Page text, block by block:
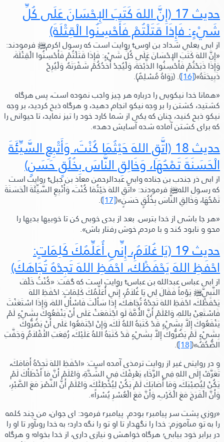
حديث 17 (إِنَّ اللهَ كَتَبَ الإِحْسَانَ عَلَى كُلِّ
شَيْءٍ: فَإِذَا قَتَلْتُمْ فَأَحْسِنُوا الْقِتْلَةَ)
از ابى یعلي شداد بن اوسtروايت است كه رسول اكرمﷺ‬فرمودند:
«إِنَّ اللهَ كَتَبَ الإِحْسَانَ عَلَى كُلِّ شَيْءٍ: فَإِذَا قَتَلْتُمْ فَأَحْسِنُوا الْقِتْلَةَ،
وَإِذَا ذَبَحْتُمْ فَأَحْسِنُوا الذِّبْحَةَ، وَلْيُحِدْ أَحَدُكُمْ شَفْرَتَهُ، وَلْيُرِحْ
ذَبِيحَتَهُ»(
[16]
).(رَوَاهُ مُسْلِمٌ).
«همانا خدا نيكويى را درباره هر چيز واجب نموده است، پس هرگاه
كشتيد، كشتن را بر وجه نيكو انجام دهيد، و هرگاه ذبح كرديد، بر وجه
نيكو ذبح كنيد، چنان كه يكى از شما كارد خود را تيز نمايد، تا حيوانى را
كه براى كشتن آماده شده آسايش دهد».
حديث 18 (اتَّقِ اللهَ حَيْثُمَا كُنْتَ، وَأَتْبِعِ السَّيِّئَةَ
الْحَسَنَةَ تَمْحُهَا، وَخَالِقِ النَّاسَ بِخُلُقٍ حَسَنٍ)
از ابى ذر جندب بن جناده وابى عبدالرحمن معاذ بن جبلtروايت است
كه رسول اللهﷺ‬فرمودند: «اتَّقِ اللهَ حَيْثُمَا كُنْتَ، وَأَتْبِعِ السَّيِّئَةَ الْحَسَنَةَ
تَمْحُهَا، وَخَالِقِ النَّاسَ بِخُلُقٍ حَسَنٍ»(
[17]
).
«هر جا باشى از خدا بترس. بعد از بدى خوبى كن تا خوبيها بديها را
محو و نابود كند و با مردم خوش رفتار باش».
حديث 19 (يَا غُلاَمُ،إِنِّي أُعَلِّمُكَ كَلِمَاتٍ:
احْفَظِ اللهَ يَحْفَظْكَ، احْفَظِ اللهَ تَجِدْهُ تُجَاهَكَ)
از ابى عباس عبدالله بن عباسtروايت است كه گفت: «کُنْتُ خَلْفَ
النَّبِيَّﷺ‬يَوْماً فَقَالَ لِي يَا غُلاَمُ،إِنِّي أُعَلِّمُكَ كَلِمَاتٍ:احْفَظِ اللهَ
يَحْفَظْكَ، احْفَظِ اللهَ تَجِدْهُ تُجَاهَكَ، إِذَا سَأَلْتَ فَاسْأَلِ اللهَ، وَإِذَا اسْتَعَنْتَ
فَاسْتَعِنْ بِاللهِ، وَاعْلَمْ أَنَّ الأُمَّةَ لَو اجْتَمَعَتْ عَلَى أَنْ يَنْفَعُوكَ بِشَيْءٍ لَمْ
يَنْفَعُوكَ إِلاَّ بِشَيْءٍ قَدْ كَتَبَهُ اللهُ لَكَ، وَإِنْ اجْتَمَعُوا عَلَى أَنْ يَضُرُّوكَ
بِشَيْءٍ لَمْ يَضُرُّوكَ إِلاَّ بِشَيْءٍ قَدْ كَتَبَهُ اللهُ عَلَيْكَ، رُفِعَتِ الأَقْلاَمُ وَجَفَّتِ
الصُّحُفُ»([18]
).
و در روايتى غير از روايت ترمذى آمده است: «احْفَظِ اللهَ تَجِدْهُ أَمَامَكَ،
تَعَرَّفْ إِلَى اللهِ فِي الرَّخَاءِ يَعْرِفْكَ فِي الشِّدَّةِ، وَاعْلَمْ أَنَّ مَا أَخْطَأَكَ لَمْ
يَكُنْ لِيُصِيْبَكَ، وَمَا أَصَابَكَ لَمْ يَكُنْ لِيُخْطِئَكَ، وَاعْلَمْ أَنَّ النَّصْرَ مَعَ الصَّبْرِ،
وَأَنَّ الْفَرَجَ مَعَ الْكَرْبِ، وَأَنَّ مَعَ الْعُسْرِ يُسْراً».
«روزي پشت سر پيامبرr بودم.
پيامبرr فرمود: ای جوان،من چند كلمه
را به تو مىآموزم:خدا را نگهدار تا او تو را نگه دارد؛ به خدا روىآور تا او را
در برابر خود بيابى؛ هرگاه خواهش و نيازى دارى، از خدا بخواه؛ و هرگاه